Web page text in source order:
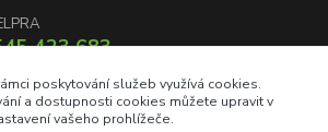
423 683
poskytování služeb využívá cookies.
a dostupnosti cookies můžete upravit v
vašeho prohlížeče.